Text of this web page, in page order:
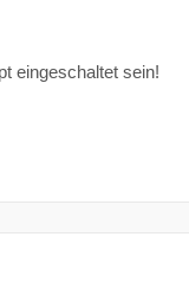
eingeschaltet sein!